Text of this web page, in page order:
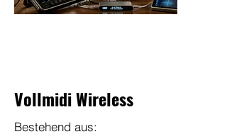
Vollmidi Wireless
Bestehend aus: